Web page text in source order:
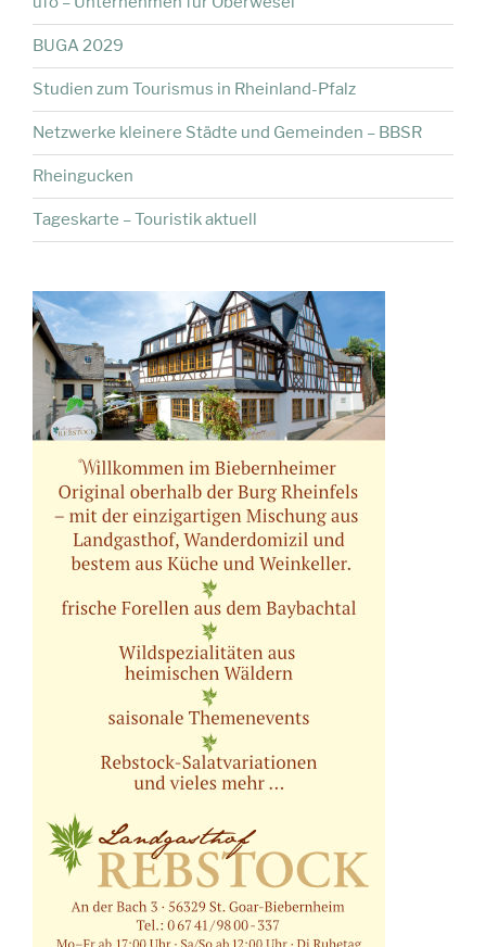
BUGA 2029
Studien zum Tourismus in Rheinland-Pfalz
Netzwerke kleinere Städte und Gemeinden – BBSR
Rheingucken
Tageskarte – Touristik aktuell